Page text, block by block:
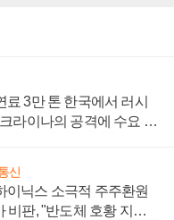
료 3만 톤 한국에서 러시
라이나의 공격에 수요 늘
신
이닉스 소극적 주주환원
비판, "반도체 호황 지속